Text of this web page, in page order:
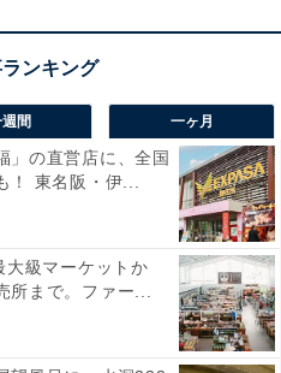
間 一ヶ月
」の直営店に、全国
！ 東名阪・伊...
大級マーケットか
所まで。ファー...